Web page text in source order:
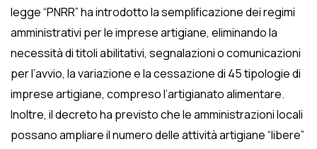
legge “PNRR” ha introdotto la semplificazione dei regimi
amministrativi per le imprese artigiane, eliminando la
necessità di titoli abilitativi, segnalazioni o comunicazioni
per l’avvio, la variazione e la cessazione di 45 tipologie di
imprese artigiane, compreso l’artigianato alimentare.
Inoltre, il decreto ha previsto che le amministrazioni locali
possano ampliare il numero delle attività artigiane “libere”